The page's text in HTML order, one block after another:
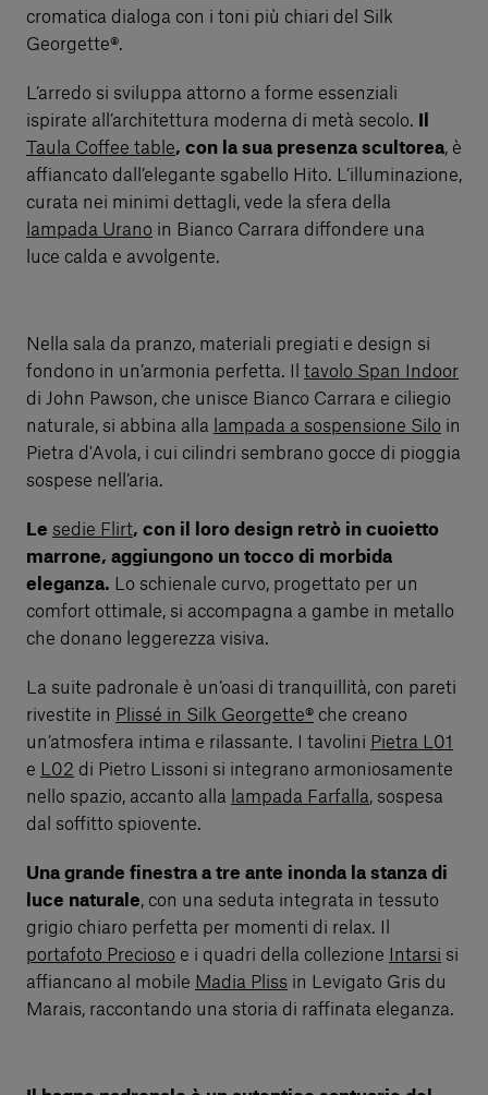
cromatica dialoga con i toni più chiari del Silk
Georgette®.
L’arredo si sviluppa attorno a forme essenziali
ispirate all’architettura moderna di metà secolo.
Taula Coffee table, con la sua presenza scultorea, è
affiancato dall’elegante sgabello Hito. L’illuminazione,
curata nei minimi dettagli, vede la sfera della
lampada Urano in Bianco Carrara diffondere una
luce calda e avvolgente.
Nella sala da pranzo, materiali pregiati e design si
fondono in un’armonia perfetta. Il tavolo Span Indoor
di John Pawson, che unisce Bianco Carrara e ciliegio
naturale, si abbina alla
lampada a sospensione Silo in
Pietra d'Avola, i cui cilindri sembrano gocce di pioggia
sospese nell’aria.
Le sedie Flirt, con il loro design retrò in cuoietto
marrone, aggiungono un tocco di morbida
eleganza. Lo schienale curvo, progettato per un
comfort ottimale, si accompagna a gambe in metallo
che donano leggerezza visiva.
La suite padronale è un’oasi di tranquillità, con pareti
rivestite in Plissé in Silk Georgette® che creano
un’atmosfera intima e rilassante. I tavolini Pietra L01
e
L02 di Pietro Lissoni si integrano armoniosamente
nello spazio, accanto alla
lampada Farfalla, sospesa
dal soffitto spiovente.
Una grande finestra a tre ante inonda la stanza di
luce naturale, con una seduta integrata in tessuto
grigio chiaro perfetta per momenti di relax. Il
portafoto Precioso e i quadri della collezione Intarsi si
affiancano al mobile Madia Pliss in Levigato Gris du
Marais, raccontando una storia di raffinata eleganza.